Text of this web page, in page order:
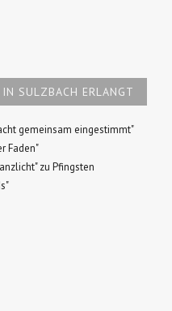
SULZBACH ERLANGT
gemeinsam eingestimmt"
Faden"
zu Pfingsten